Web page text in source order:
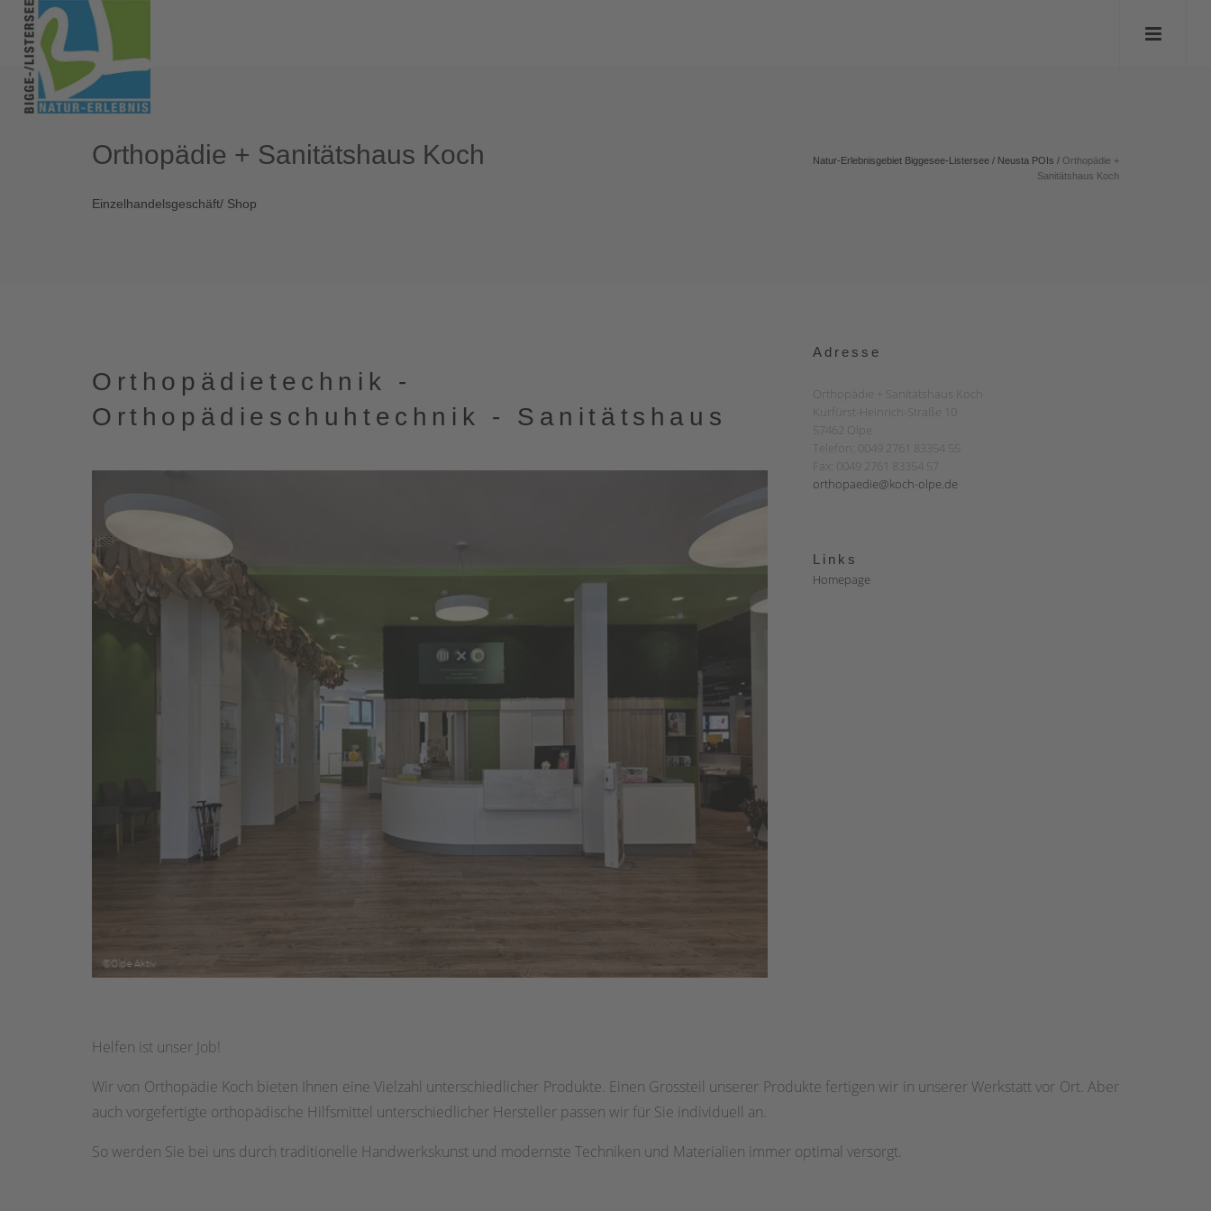
Orthopädie + Sanitätshaus Koch
Einzelhandelsgeschäft/ Shop
Natur-Erlebnisgebiet Biggesee-Listersee / Neusta POIs / Orthopädie +
Sanitätshaus Koch
Orthopädietechnik -
Orthopädieschuhtechnik - Sanitätshaus
Adresse
Orthopädie + Sanitätshaus Koch
Kurfürst-Heinrich-Straße 10
57462 Olpe
Telefon: 0049 2761 83354 55
Fax: 0049 2761 83354 57
orthopaedie@koch-olpe.de
Links
Homepage
Helfen ist unser Job!
Wir von Orthopädie Koch bieten Ihnen eine Vielzahl unterschiedlicher Produkte. Einen Grossteil unserer Produkte fertigen wir in unserer Werkstatt vor Ort. Aber
auch vorgefertigte orthopädische Hilfsmittel unterschiedlicher Hersteller passen wir für Sie individuell an.
So werden Sie bei uns durch traditionelle Handwerkskunst und modernste Techniken und Materialien immer optimal versorgt.